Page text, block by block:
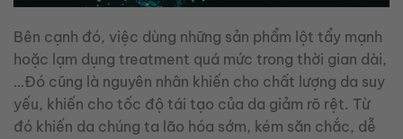
Bên cạnh đó, việc dùng những sản phẩm lột tẩy mạnh
hoặc lạm dụng treatment quá mức trong thời gian dài,
…Đó cũng là nguyên nhân khiến cho chất lượng da suy
yếu, khiến cho tốc độ tái tạo của da giảm rõ rệt. Từ
đó khiến da chúng ta lão hóa sớm, kém săn chắc, dễ